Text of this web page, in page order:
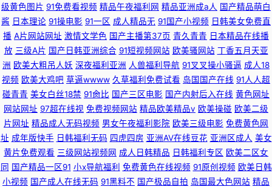
级黄色图片 91免费看视频 精品午夜福利网 精品亚洲成a人 国产精品萌白
酱 日本理论 91操电影 91一区 成人精品无 91国产小视频 日韩美女免费直
播 A片网站网址 激情文学色 国产主播第37页 青久青青 日本精品在线播
放 三级A片 国产日韩亚洲综合 91短视频网站 欧美骚网站 丁香五月天亚
洲 欧美大粗吊人妖 深夜福利亚洲 人兽福利导航 91叉叉操小骚逼 成人18
视频 欧美大鸡吧 草逼wwww 久草福利免费试看 岛国国产在线 91人人超
碰青青 美女白丝18禁 91肏比 国产三区电影 国产内射后入在线 黄色网址
网站网址 97超在线视 免费视频网站 精品欧美精品v 欧美操碰 欧美二级
片网址 精品成人无码视频 男女午夜福利影院 欧美三级电影 免费黄色网
址 成年版快手 日韩福利无码 四虎四房 亚洲AV在线豆花 亚洲区成人 美女
黄片免费观看 三级网站视频网 成人日韩精品 日韩福利专区 欧美二区女
同 国产精品一区91 小x导航福利 免费黄色在线视频 91原创视频 欧美日韩
小视频 国产成人在线无码 91黑料不 国产极品自拍 岛国最大色网站 精品